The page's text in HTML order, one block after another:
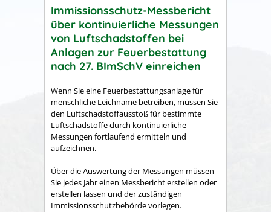
Immissionsschutz-Messbericht
über kontinuierliche Messungen
von Luftschadstoffen bei
Anlagen zur Feuerbestattung
nach 27. BImSchV einreichen
Wenn Sie eine Feuerbestattungsanlage für
menschliche Leichname betreiben, müssen Sie
den Luftschadstoffausstoß für bestimmte
Luftschadstoffe durch kontinuierliche
Messungen fortlaufend ermitteln und
aufzeichnen.
Über die Auswertung der Messungen müssen
Sie jedes Jahr einen Messbericht erstellen oder
erstellen lassen und der zuständigen
Immissionsschutzbehörde vorlegen.